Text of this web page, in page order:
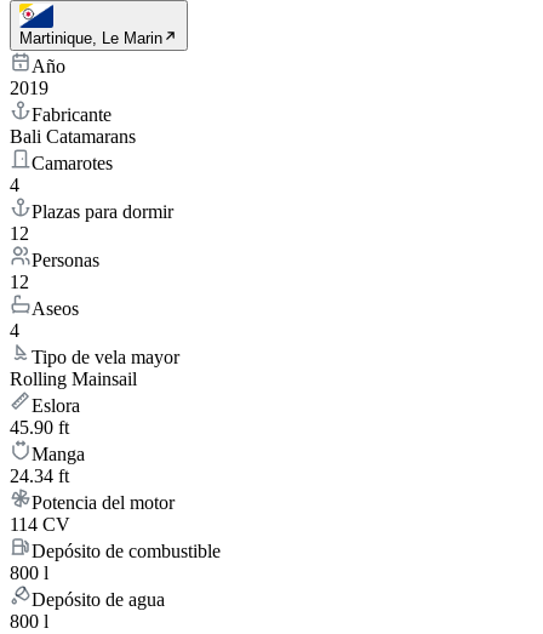
Martinique, Le Marin
Año
2019
Fabricante
Bali Catamarans
Camarotes
4
Plazas para dormir
12
Personas
12
Aseos
4
Tipo de vela mayor
Rolling Mainsail
Eslora
45.90 ft
Manga
24.34 ft
Potencia del motor
114 CV
Depósito de combustible
800 l
Depósito de agua
800 l